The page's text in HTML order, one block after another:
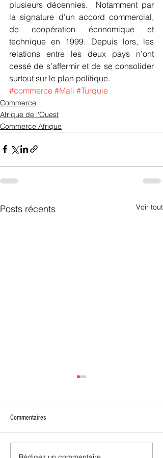
plusieurs décennies.  Notamment par
la signature d’un accord commercial,
de coopération économique et
technique en 1999. Depuis lors, les
relations entre les deux pays n’ont
cessé de s’affermir et de se consolider
surtout sur le plan politique.
#commerce #Mali #Turquie
Commerce
Afrique de l'Ouest
Commerce Afrique
Posts récents Voir tout
Commentaires